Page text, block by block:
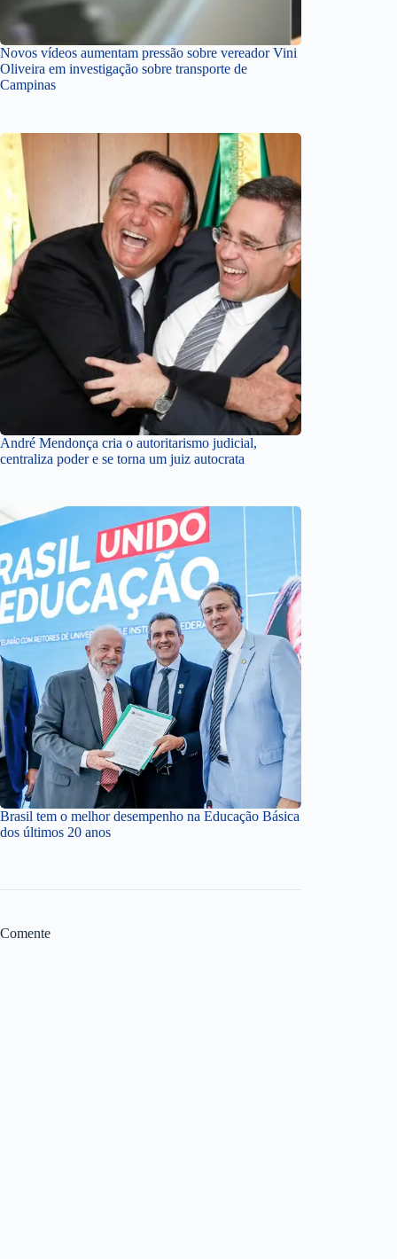
Novos vídeos aumentam pressão sobre vereador Vini
Oliveira em investigação sobre transporte de
Campinas
André Mendonça cria o autoritarismo judicial,
centraliza poder e se torna um juiz autocrata
Brasil tem o melhor desempenho na Educação Básica
dos últimos 20 anos
Comente